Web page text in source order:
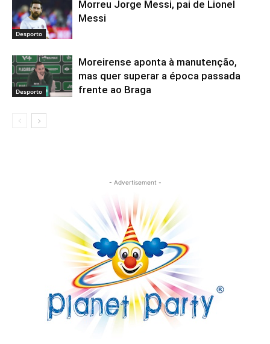
Desporto
Morreu Jorge Messi, pai de Lionel
Messi
Desporto
Moreirense aponta à manutenção,
mas quer superar a época passada
frente ao Braga
- Advertisement -